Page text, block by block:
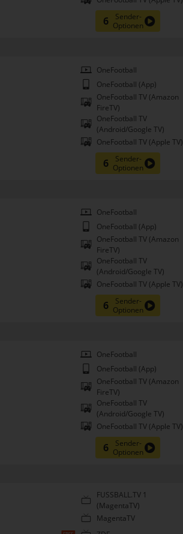
6
Sender-
Optionen
OneFootball
OneFootball (App)
OneFootball TV (Amazon
FireTV)
OneFootball TV
(Android/Google TV)
OneFootball TV (Apple TV)
6
Sender-
Optionen
OneFootball
OneFootball (App)
OneFootball TV (Amazon
FireTV)
OneFootball TV
(Android/Google TV)
OneFootball TV (Apple TV)
6
Sender-
Optionen
OneFootball
OneFootball (App)
OneFootball TV (Amazon
FireTV)
OneFootball TV
(Android/Google TV)
OneFootball TV (Apple TV)
6
Sender-
Optionen
FUSSBALL.TV 1
(MagentaTV)
MagentaTV